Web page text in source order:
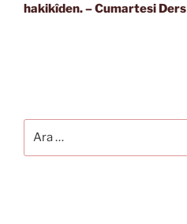
hakikîden. – Cumartesi Ders